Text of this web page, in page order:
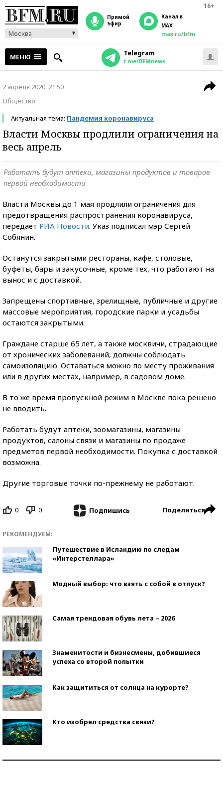
16+
Москва
прямой
эфир
Канал в
MAX
max.ru/bfm
МЕНЮ Telegram
t.me/BFMnews
2 апреля 2020, 21:50
Общество
Актуальная тема: Пандемия коронавируса
Власти Москвы продлили ограничения на
весь апрель
Работать будут аптеки, магазины продуктов и товаров
первой необходимости
Власти Москвы до 1 мая продлили ограничения для
предотвращения распространения коронавируса,
передает РИА Новости. Указ подписал мэр Сергей
Собянин.
Останутся закрытыми рестораны, кафе, столовые,
буфеты, бары и закусочные, кроме тех, что работают на
вынос и с доставкой.
Запрещены спортивные, зрелищные, публичные и другие
массовые мероприятия, городские парки и усадьбы
остаются закрытыми.
Граждане старше 65 лет, а также москвичи, страдающие
от хронических заболеваний, должны соблюдать
самоизоляцию. Оставаться можно по месту проживания
или в других местах, например, в садовом доме.
В то же время пропускной режим в Москве пока решено
не вводить.
Работать будут аптеки, зоомагазины, магазины
продуктов, салоны связи и магазины по продаже
предметов первой необходимости. Покупка с доставкой
возможна.
Другие торговые точки по-прежнему не работают.
0 0 Подпишись Поделиться
РЕКОМЕНДУЕМ:
Путешествие в Исландию по следам
«Интерстеллара»
Модный выбор: что взять с собой в отпуск?
Самая трендовая обувь лета – 2026
Знаменитости и бизнесмены, добившиеся
успеха со второй попытки
Как защититься от солнца на курорте?
Кто изобрел средства связи?